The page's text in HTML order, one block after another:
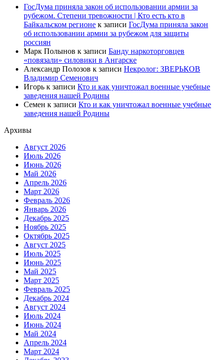
ГосДума приняла закон об использовании армии за
рубежом. Степени тревожности | Кто есть кто в
Байкальском регионе к записи ГосДума приняла закон
об использовании армии за рубежом для защиты
россиян
Марк Полынов к записи Банду наркоторговцев
«повязали» силовики в Ангарске
Александр Полозов к записи Некролог: ЗВЕРЬКОВ
Владимир Семенович
Игорь к записи Кто и как уничтожал военные учебные
заведения нашей Родины
Семен к записи Кто и как уничтожал военные учебные
заведения нашей Родины
Архивы
Август 2026
Июль 2026
Июнь 2026
Май 2026
Апрель 2026
Март 2026
Февраль 2026
Январь 2026
Декабрь 2025
Ноябрь 2025
Октябрь 2025
Август 2025
Июль 2025
Июнь 2025
Май 2025
Март 2025
Февраль 2025
Декабрь 2024
Август 2024
Июль 2024
Июнь 2024
Май 2024
Апрель 2024
Март 2024